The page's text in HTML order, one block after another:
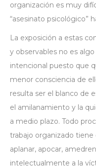
organización es muy
“asesinato psicológico”
La exposición a estas
y observables no es
intencional puesto que
menor consciencia de
resulta ser el blanco de
el amilanamiento y la
a medio plazo. Todo
trabajo organizado
aplanar, apocar,
intelectualmente a la